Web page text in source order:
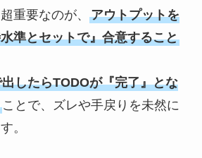
重要なのが、 アウトプットを
準とセットで』合意すること
したらTODOが『完了』とな
ことで、ズレや手戻りを未然に
。